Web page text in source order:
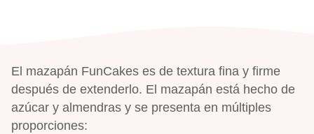
El mazapán FunCakes es de textura fina y firme
después de extenderlo. El mazapán está hecho de
azúcar y almendras y se presenta en múltiples
proporciones: